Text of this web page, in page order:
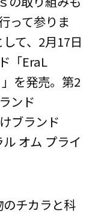
って参りま
て、2月17日
「EraL
を発売。第2
ンド
ブランド
ル オム プライ
のチカラと科